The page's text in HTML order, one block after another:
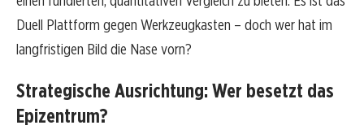
Duell Plattform gegen Werkzeugkasten – doch wer hat im
langfristigen Bild die Nase vorn?
Strategische Ausrichtung: Wer besetzt das
Epizentrum?